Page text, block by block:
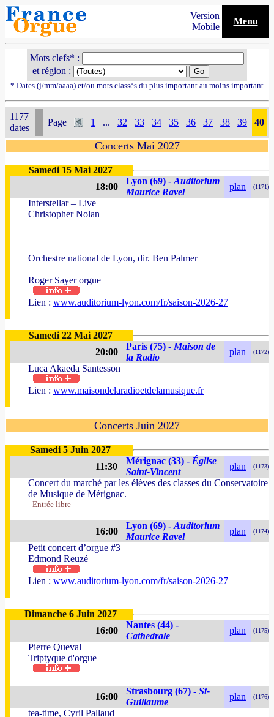
Version
Mobile
Menu
Mots clefs* :
et région :
* Dates (j/mm/aaaa) et/ou mots classés du plus important au moins important
1177
dates
Page 1 ... 32 33 34 35 36 37 38 39 40
Concerts Mai 2027
Samedi 15 Mai 2027
18:00
Lyon (69) - Auditorium
Maurice Ravel
plan (1171)
Interstellar – Live
Christopher Nolan
Orchestre national de Lyon, dir. Ben Palmer
Roger Sayer orgue
Lien : www.auditorium-lyon.com/fr/saison-2026-27
Samedi 22 Mai 2027
20:00
Paris (75) - Maison de
la Radio
plan (1172)
Luca Akaeda Santesson
Lien : www.maisondelaradioetdelamusique.fr
Concerts Juin 2027
Samedi 5 Juin 2027
11:30
Mérignac (33) - Église
Saint-Vincent
plan (1173)
Concert du marché par les élèves des classes du Conservatoire
de Musique de Mérignac.
- Entrée libre
16:00
Lyon (69) - Auditorium
Maurice Ravel
plan (1174)
Petit concert d’orgue #3
Edmond Reuzé
Lien : www.auditorium-lyon.com/fr/saison-2026-27
Dimanche 6 Juin 2027
16:00
Nantes (44) -
Cathedrale
plan (1175)
Pierre Queval
Triptyque d'orgue
16:00
Strasbourg (67) - St-
Guillaume
plan (1176)
tea-time, Cyril Pallaud